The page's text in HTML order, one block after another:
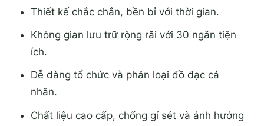
Thiết kế chắc chắn, bền bỉ với thời gian.
Không gian lưu trữ rộng rãi với 30 ngăn tiện
ích.
Dễ dàng tổ chức và phân loại đồ đạc cá
nhân.
Chất liệu cao cấp, chống gỉ sét và ảnh hưởng